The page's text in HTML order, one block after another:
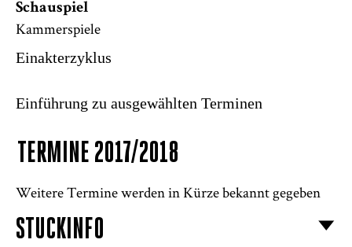
Schauspiel
Kammerspiele
Einakterzyklus
Einführung zu ausgewählten Terminen
TERMINE 2017/2018
Weitere Termine werden in Kürze bekannt gegeben
STÜCKINFO